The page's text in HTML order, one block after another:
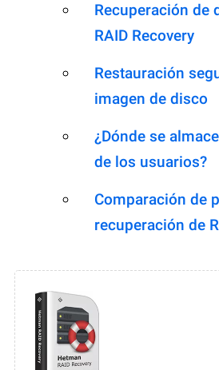
Recuperación de
RAID Recovery
Restauración
imagen de disco
¿Dónde se
de los usuarios?
Comparación de
recuperación de